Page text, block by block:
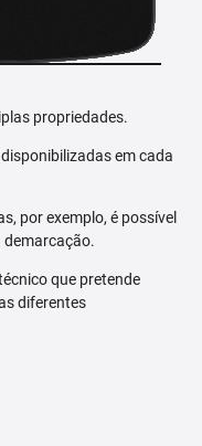
propriedades.
em cada
por exemplo, é possível
demarcação.
que pretende
diferentes